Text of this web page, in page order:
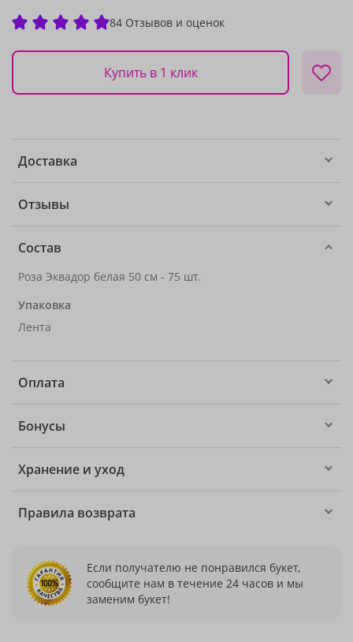
84 Отзывов и оценок
Купить в 1 клик
Доставка
Отзывы
Состав
Роза Эквадор белая 50 см - 75 шт.
Упаковка
Лента
Оплата
Бонусы
Хранение и уход
Правила возврата
Если получателю не понравился букет,
сообщите нам в течение 24 часов и мы
заменим букет!